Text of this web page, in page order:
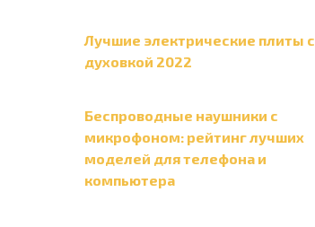
Лучшие электрические плиты с
духовкой 2022
Беспроводные наушники с
микрофоном: рейтинг лучших
моделей для телефона и
компьютера